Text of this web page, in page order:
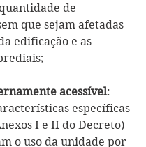
de
que sejam afetadas
edificação e as
acessível:
específicas
I e II do Decreto)
o uso da unidade por